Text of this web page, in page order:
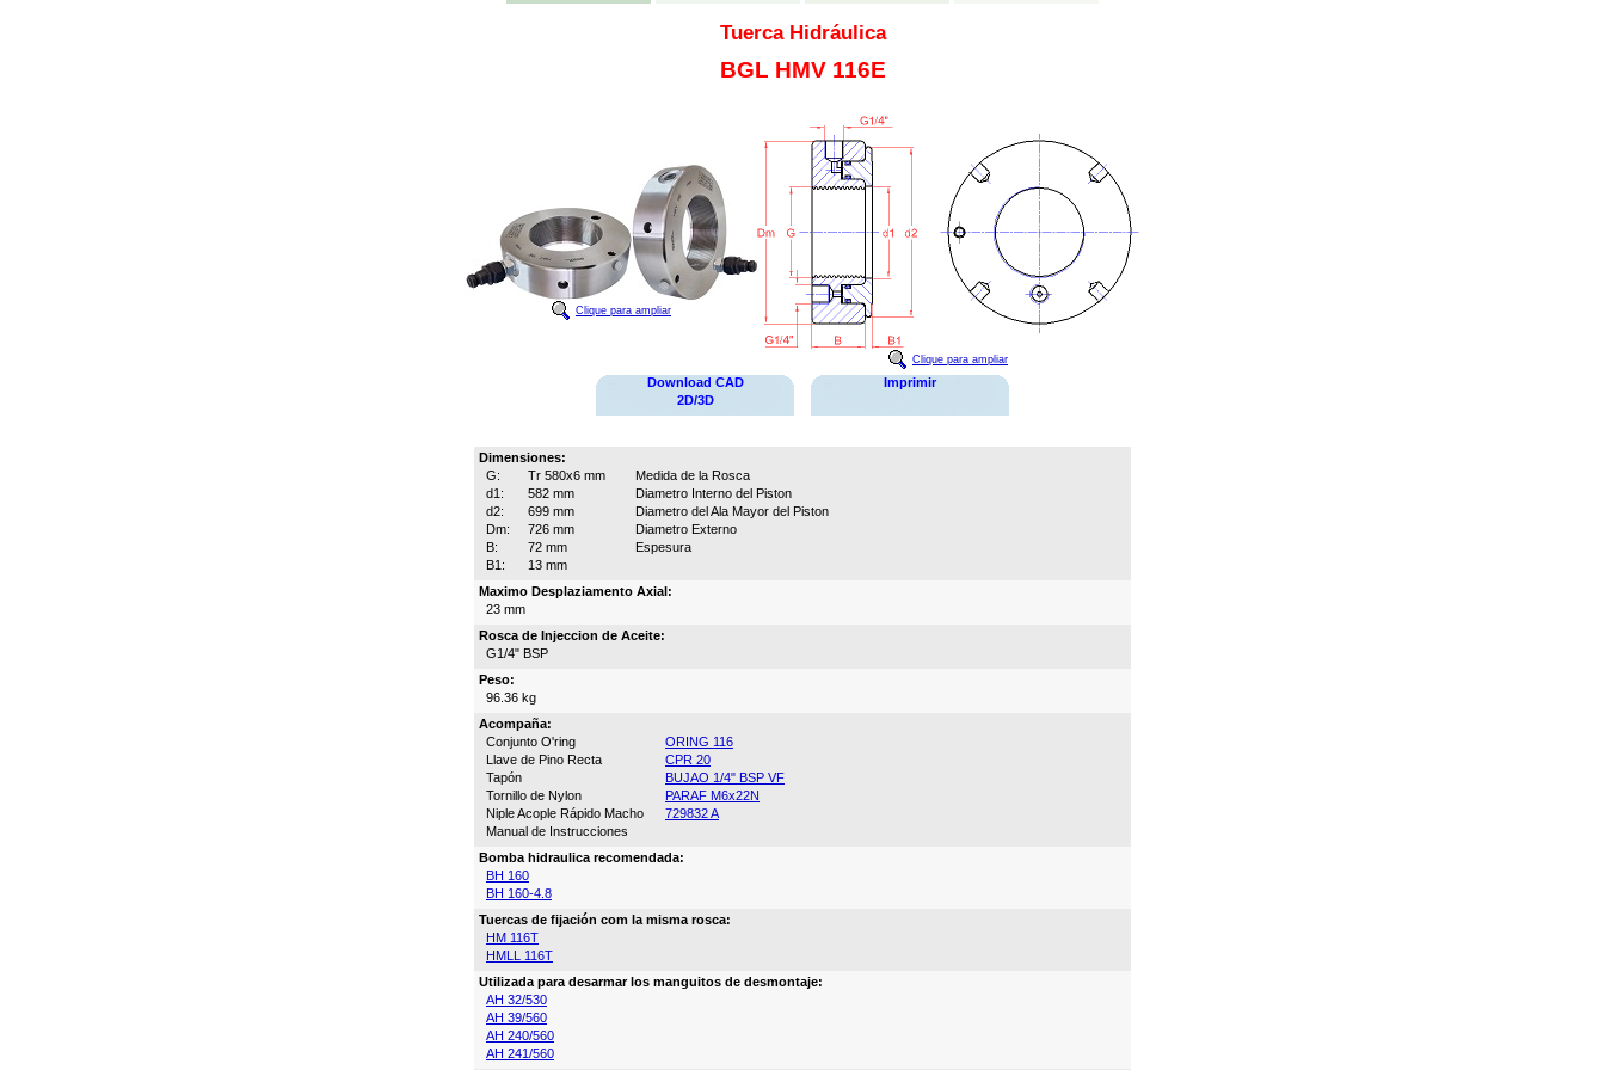
Tuerca Hidráulica
BGL HMV 116E
Clique para ampliar
Clique para ampliar
Download CAD
2D/3D
Imprimir
Dimensiones:
G:
Tr 580x6 mm
Medida de la Rosca
d1:
582 mm
Diametro Interno del Piston
d2:
699 mm
Diametro del Ala Mayor del Piston
Dm:
726 mm
Diametro Externo
B:
72 mm
Espesura
B1:
13 mm
Maximo Desplaziamento Axial:
23 mm
Rosca de Injeccion de Aceite:
G1/4" BSP
Peso:
96.36 kg
Acompaña:
Conjunto O'ring
ORING 116
Llave de Pino Recta
CPR 20
Tapón
BUJAO 1/4" BSP VF
Tornillo de Nylon
PARAF M6x22N
Niple Acople Rápido Macho
729832 A
Manual de Instrucciones
Bomba hidraulica recomendada:
BH 160
BH 160-4.8
Tuercas de fijación com la misma rosca:
HM 116T
HMLL 116T
Utilizada para desarmar los manguitos de desmontaje:
AH 32/530
AH 39/560
AH 240/560
AH 241/560